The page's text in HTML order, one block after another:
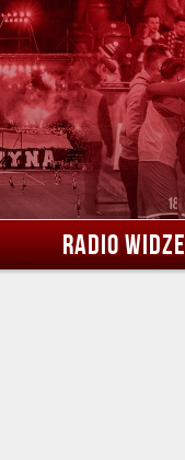
RADIO